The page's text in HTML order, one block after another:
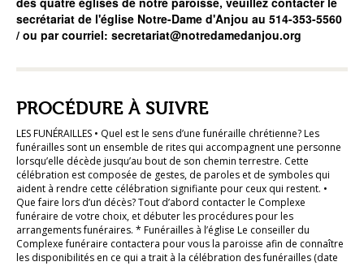
secrétariat de l'église Notre-Dame d'Anjou au 514-353-5560
/ ou par courriel: secretariat@notredamedanjou.org
PROCÉDURE À SUIVRE
LES FUNÉRAILLES • Quel est le sens d’une funéraille chrétienne? Les
funérailles sont un ensemble de rites qui accompagnent une personne
lorsqu’elle décède jusqu’au bout de son chemin terrestre. Cette
célébration est composée de gestes, de paroles et de symboles qui
aident à rendre cette célébration signifiante pour ceux qui restent. •
Que faire lors d’un décès? Tout d’abord contacter le Complexe
funéraire de votre choix, et débuter les procédures pour les
arrangements funéraires. * Funérailles à l’église Le conseiller du
Complexe funéraire contactera pour vous la paroisse afin de connaître
les disponibilités en ce qui a trait à la célébration des funérailles (date